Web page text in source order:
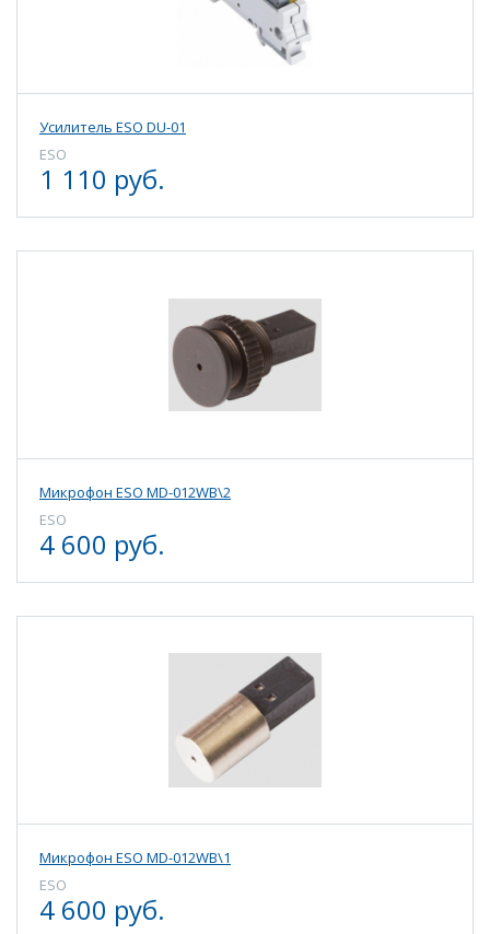
Усилитель ESO DU-01
ESO
1 110 руб.
Микрофон ESO MD-012WB\2
ESO
4 600 руб.
Микрофон ESO MD-012WB\1
ESO
4 600 руб.